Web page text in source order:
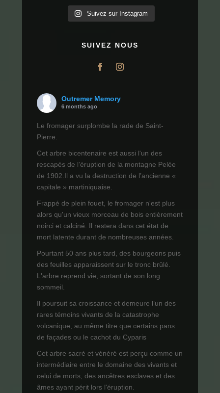
Suivez sur Instagram
SUIVEZ NOUS
Outremer Memory
6 months ago
Le fromager surplombe la rade de Saint-
Pierre.
Cet arbre bicentenaire est aussi l'un des
rescapés de l’éruption de la montagne Pelée
de 1902.Il a vu la destruction de l’ancienne «
capitale » martiniquaise.
Frappé de plein fouet, le fromager n'est plus
alors qu'un vieux morceau de bois entièrement
noirci et calciné. Il restera dans cet état de
mort latente durant de nombreuses années.
Pourtant 50 ans plus tard, des bourgeons puis
des feuilles apparaissent sur le tronc brûlé.
L'arbre reprend vie, sortant de son long
sommeil.
Il poursuit sa croissance et demeure l’un des
rares témoins vivants de la catastrophe
volcanique, au même titre que certains pans
de façades ou le cachot du Cyparis
Cet arbre sacré et vénéré est perçu comme un
intermédiaire entre le domaine des vivants et
celui de morts, des ancêtres esclaves et des
âmes ayant périt lors l'éruption.